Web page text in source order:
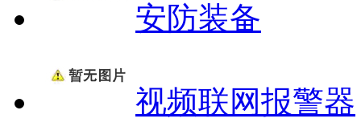
安防装备
视频联网报警器